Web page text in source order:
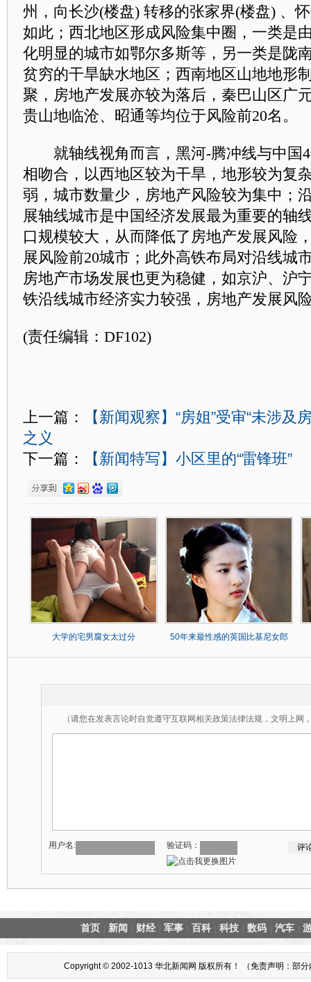
州，向长沙(楼盘) 转移的张家界(楼盘) 、
如此；西北地区形成风险集中圈，一类是
化明显的城市如鄂尔多斯等，另一类是陇
贫穷的干旱缺水地区；西南地区山地地形
聚，房地产发展亦较为落后，秦巴山区广
贵山地临沧、昭通等均位于风险前20名。
就轴线视角而言，黑河-腾冲线与中国
相吻合，以西地区较为干旱，地形较为复
弱，城市数量少，房地产风险较为集中；
展轴线城市是中国经济发展最为重要的轴
口规模较大，从而降低了房地产发展风险
展风险前20城市；此外高铁布局对沿线城
房地产市场发展也更为稳健，如京沪、沪
铁沿线城市经济实力较强，房地产发展风
(责任编辑：DF102)
上一篇：
【新闻观察】“房姐”受审“未涉及
之义
下一篇：
【新闻特写】小区里的“雷锋班”
大学的宅男腐女太过分 50年来最性感的英国比基尼女郎
（请您在发表言论时自觉遵守互联网相关政策法律法规，文明上网
用户名: 验证码：
首页 新闻 财经 军事 百科 科技 数码 汽车
Copyright © 2002-1013 华北新闻网 版权所有！ （免责声明：部